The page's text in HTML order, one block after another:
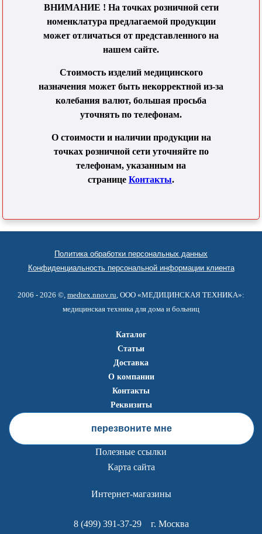
ВНИМАНИЕ ! На точках розничной сети
номенклатура предлагаемой продукции
может отличаться от представленного на
нашем сайте.
Стоимость изделий медицинского
назначения может быть некорректной из-за
колебания валют, большая просьба
уточнять по телефонам.
О стоимости и наличии продукции на
точках розничной сети уточняйте по
телефонам, указанным на
странице Контакты.
Политика обработки персональных данных
Конфиденциальность персональной информации клиента
2006 - 2026 ©, medtex.nnov.ru, ООО «МЕДИЦИНСКАЯ ТЕХНИКА»:
медицинская техника для дома и больниц
Каталог
Статьи
Доставка
О компании
Контакты
Реквизиты
перезвоните мне
Полезные ссылки
Карта сайта
Интернет-магазины
8 (499) 391-37-29г. Москва